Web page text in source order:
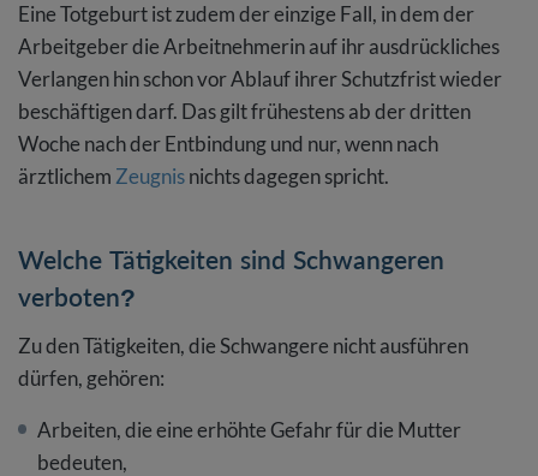
Eine Totgeburt ist zudem der einzige Fall, in dem der
Arbeitgeber die Arbeitnehmerin auf ihr ausdrückliches
Verlangen hin schon vor Ablauf ihrer Schutzfrist wieder
beschäftigen darf. Das gilt frühestens ab der dritten
Woche nach der Entbindung und nur, wenn nach
ärztlichem Zeugnisnichts dagegen spricht.
Welche Tätigkeiten sind Schwangeren
verboten?
Zu den Tätigkeiten, die Schwangere nicht ausführen
dürfen, gehören:
Arbeiten, die eine erhöhte Gefahr für die Mutter
bedeuten,